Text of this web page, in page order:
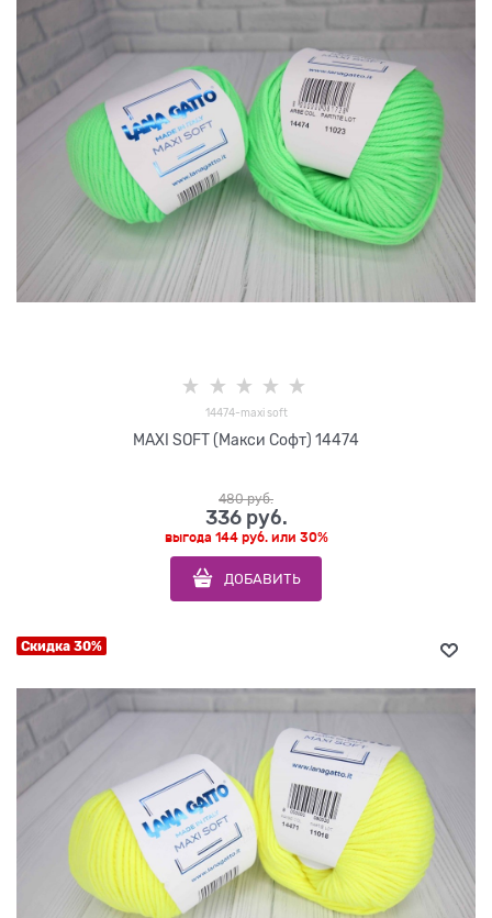
14474-maxi soft
MAXI SOFT (Макси Софт) 14474
480 руб.
336 руб.
выгода 144 руб.или 30%
ДОБАВИТЬ
Скидка 30%